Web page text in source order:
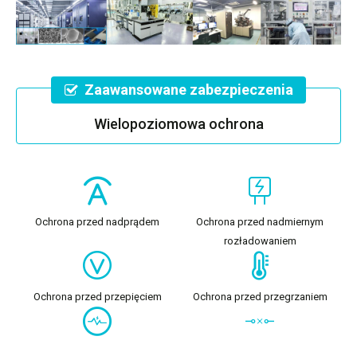
Zaawansowane zabezpieczenia
Wielopoziomowa ochrona
Ochrona przed nadprądem
Ochrona przed nadmiernym
rozładowaniem
Ochrona przed przepięciem Ochrona przed przegrzaniem